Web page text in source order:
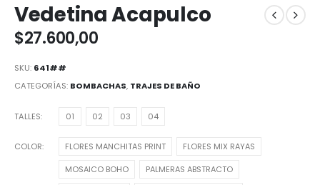
Vedetina Acapulco
$27.600,00
SKU: 641##
CATEGORÍAS: BOMBACHAS, TRAJES DE BAÑO
TALLES 01 02 03 04
COLOR FLORES MANCHITAS PRINT
FLORES MIX RAYAS
MOSAICO BOHO
PALMERAS ABSTRACTO